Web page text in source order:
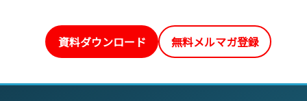
資料ダウンロード 無料メルマガ登録